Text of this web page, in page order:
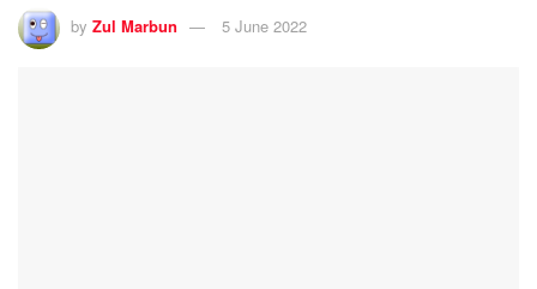
by Zul Marbun 5 June 2022